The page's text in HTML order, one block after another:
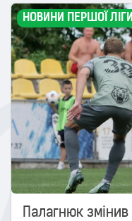
НОВИНИ ПЕРШОЇ ЛІГИ
Палагнюк